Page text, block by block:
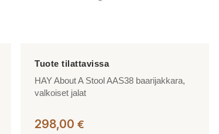
HAY About A Stool AAS38 baarijakkara,
valkoiset jalat
298,00 €